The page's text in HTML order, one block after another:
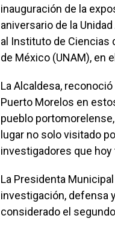
inauguración de la
aniversario de la
al Instituto de Ciencias
de México (UNAM), en
La Alcaldesa,
Puerto Morelos en
pueblo
lugar no solo visitado
investigadores que
La Presidenta
investigación, defensa
considerado el